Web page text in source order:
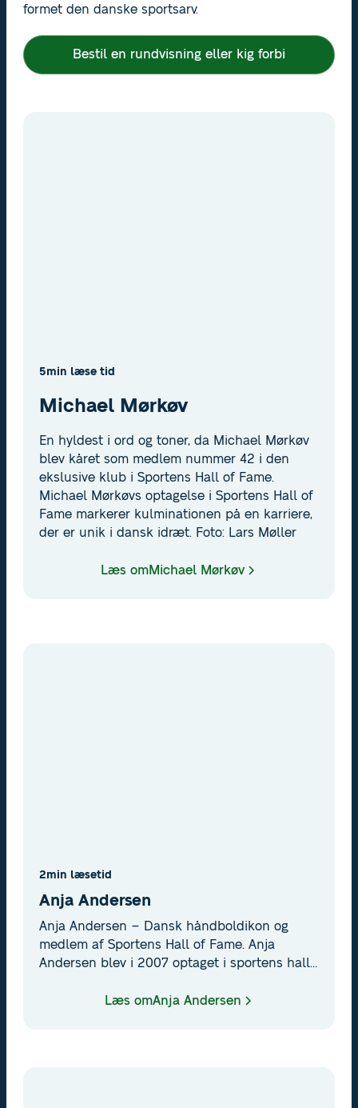
formet den danske sportsarv.
Bestil en rundvisning eller kig forbi
5min læse tid
Michael Mørkøv
En hyldest i ord og toner, da Michael Mørkøv
blev kåret som medlem nummer 42 i den
ekslusive klub i Sportens Hall of Fame.
Michael Mørkøvs optagelse i Sportens Hall of
Fame markerer kulminationen på en karriere,
der er unik i dansk idræt. Foto: Lars Møller
Læs omMichael Mørkøv
2min læsetid
Anja Andersen
Anja Andersen – Dansk håndboldikon og
medlem af Sportens Hall of Fame. Anja
Andersen blev i 2007 optaget i sportens hall
titel og Europamesterskab. En pioner for
Læs omAnja Andersen